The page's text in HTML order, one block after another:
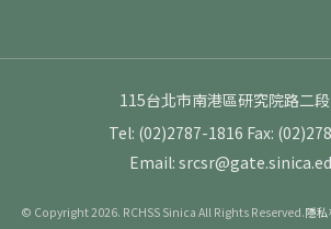
115台北市南港區研究院路二
Tel: (02)2787-1816 Fax:
Email:
© Copyright 2026. RCHSS Sinica All Rights Reserved.隱